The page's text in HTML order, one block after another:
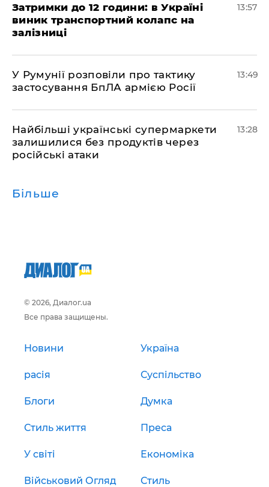
Затримки до 12 години: в Україні
виник транспортний колапс на
залізниці
13:57
У Румунії розповіли про тактику
застосування БпЛА армією Росії
13:49
Найбільші українські супермаркети
залишилися без продуктів через
російські атаки
13:28
Більше
© 2026, Диалог.ua
Все права защищены.
Новини Україна
расія Суспільство
Блоги Думка
Стиль життя Преса
У світі Економіка
Військовий Огляд Стиль